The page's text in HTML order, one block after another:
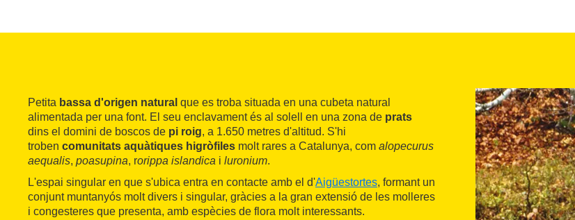
Petita bassa d'origen natural que es troba situada en una cubeta natural
alimentada per una font. El seu enclavament és al solell en una zona de prats
dins el domini de boscos de pi roig, a 1.650 metres d'altitud. S'hi
troben comunitats aquàtiques higròfiles molt rares a Catalunya, com alopecurus
aequalis, poasupina, rorippa islandica i luronium.
L'espai singular en que s'ubica entra en contacte amb el d'Aigüestortes, formant un
conjunt muntanyós molt divers i singular, gràcies a la gran extensió de les molleres
i congesteres que presenta, amb espècies de flora molt interessants.